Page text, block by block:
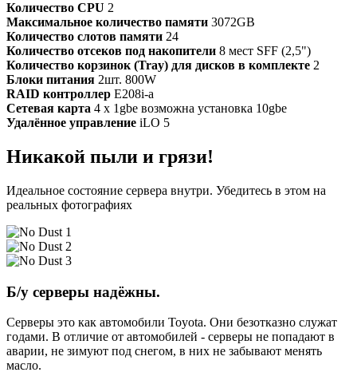
Количество CPU 2
Максимальное количество памяти 3072GB
Количество слотов памяти 24
Количество отсеков под накопители 8 мест SFF (2,5")
Количество корзинок (Tray) для дисков в комплекте 2
Блоки питания 2шт. 800W
RAID контроллер E208i-a
Сетевая карта 4 x 1gbe возможна установка 10gbe
Удалённое управление iLO 5
Никакой пыли и грязи!
Идеальное состояние сервера внутри. Убедитесь в этом на
реальных фотографиях
Б/у серверы надёжны.
Серверы это как автомобили Toyota. Они безотказно служат
годами. В отличие от автомобилей - серверы не попадают в
аварии, не зимуют под снегом, в них не забывают менять
масло.